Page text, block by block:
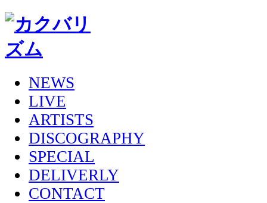
NEWS
LIVE
ARTISTS
DISCOGRAPHY
SPECIAL
DELIVERLY
CONTACT